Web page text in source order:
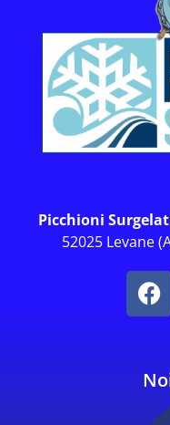
Picchioni
52025 Levane